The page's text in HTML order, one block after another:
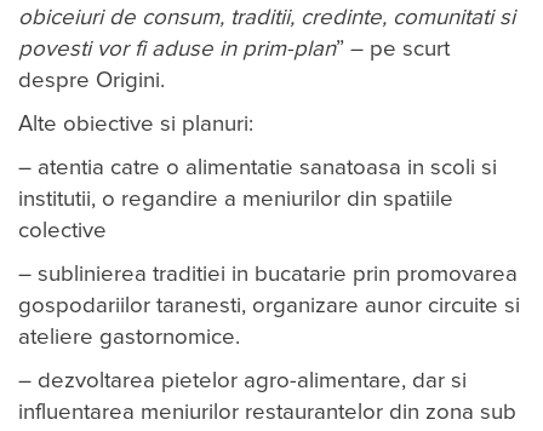
obiceiuri de consum, traditii, credinte, comunitati si
povesti vor fi aduse in prim-plan” – pe scurt
despre Origini.
Alte obiective si planuri:
– atentia catre o alimentatie sanatoasa in scoli si
institutii, o regandire a meniurilor din spatiile
colective
– sublinierea traditiei in bucatarie prin promovarea
gospodariilor taranesti, organizare aunor circuite si
ateliere gastornomice.
– dezvoltarea pietelor agro-alimentare, dar si
influentarea meniurilor restaurantelor din zona sub